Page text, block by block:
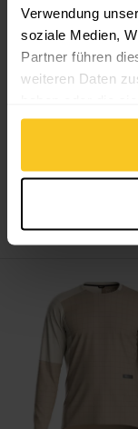
Verwendung
soziale Medien,
Partner führen
weiteren Daten
gesammelt haben.
CHF149.90